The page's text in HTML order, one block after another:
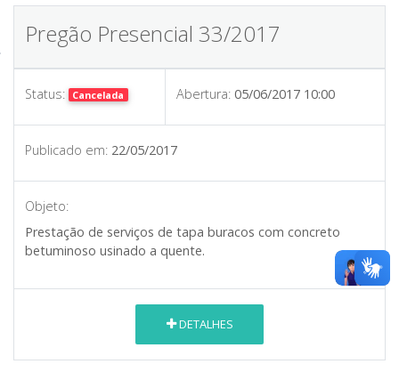
Pregão Presencial 33/2017
Status: Cancelada Abertura: 05/06/2017 10:00
Publicado em: 22/05/2017
Objeto:
Prestação de serviços de tapa buracos com concreto
betuminoso usinado a quente.
DETALHES